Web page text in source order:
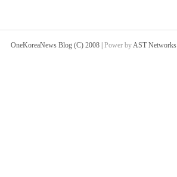
OneKoreaNews Blog (C) 2008 | Power byAST Networks